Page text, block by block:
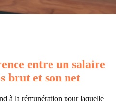
entre un salaire
brut et son net
à la rémunération pour laquelle